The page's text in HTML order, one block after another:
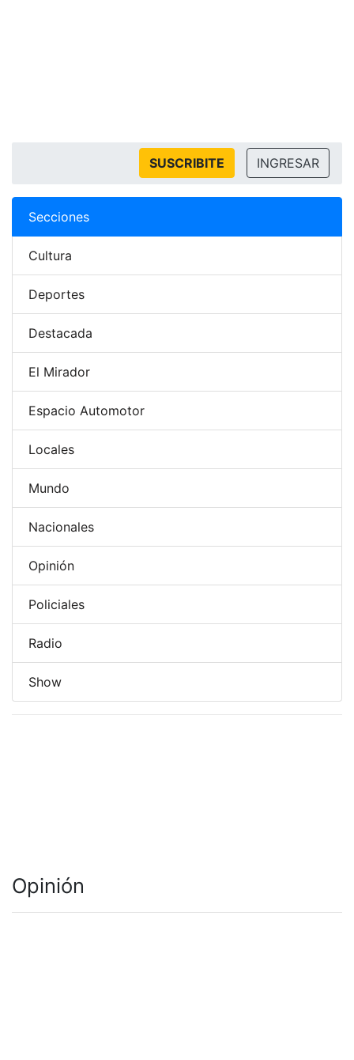
SUSCRIBITE INGRESAR
Secciones
Cultura
Deportes
Destacada
El Mirador
Espacio Automotor
Locales
Mundo
Nacionales
Opinión
Policiales
Radio
Show
Opinión